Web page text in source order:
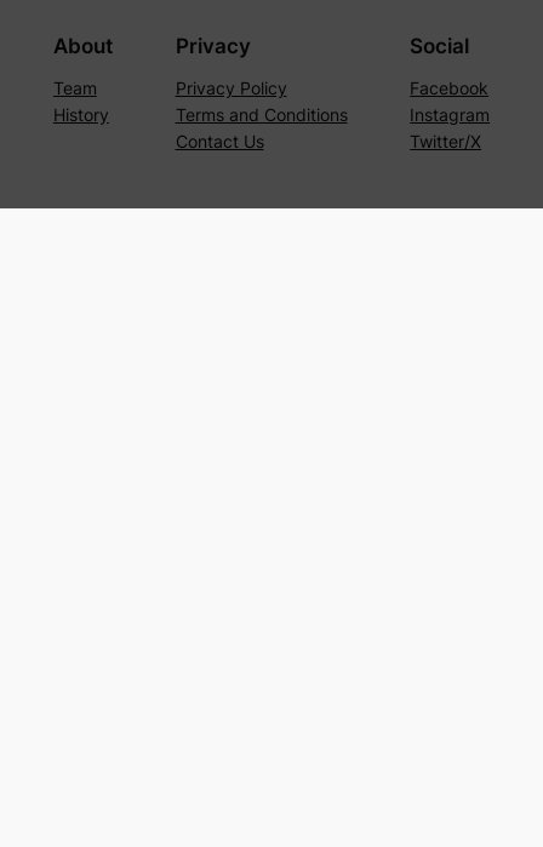
About
Team
History
Privacy
Privacy Policy
Terms and Conditions
Contact Us
Social
Facebook
Instagram
Twitter/X